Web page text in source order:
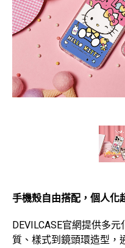
手機殼自由搭配，個人化
DEVILCASE官網提供多
質、樣式到鏡頭環造型，